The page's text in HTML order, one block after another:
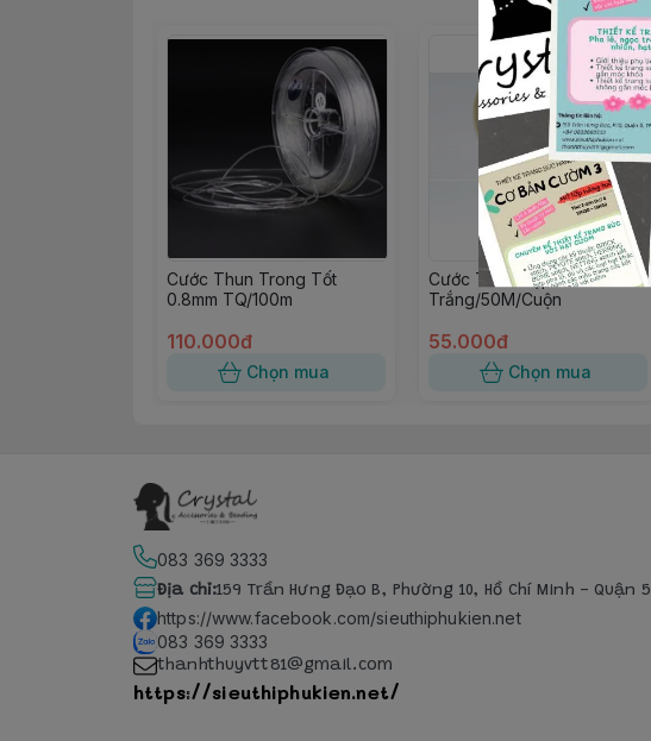
Cước Thun Trong Tốt
0.8mm TQ/100m
110.000đ
Chọn mua
Cước Thun Dẹp Tốt
Trắng/50M/Cuộn
55.000đ
Chọn mua
083 369 3333
Địa chỉ:159 Trần Hưng Đạo B, Phường 10, Hồ Chí Minh - Quận 5
https://www.facebook.com/sieuthiphukien.net
083 369 3333
thanhthuyvtt81@gmail.com
https://sieuthiphukien.net/